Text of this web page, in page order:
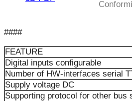
####
FEATURE
Digital inputs configurable
Number of HW-interfaces serial
Supply voltage DC
Supporting protocol for other bus